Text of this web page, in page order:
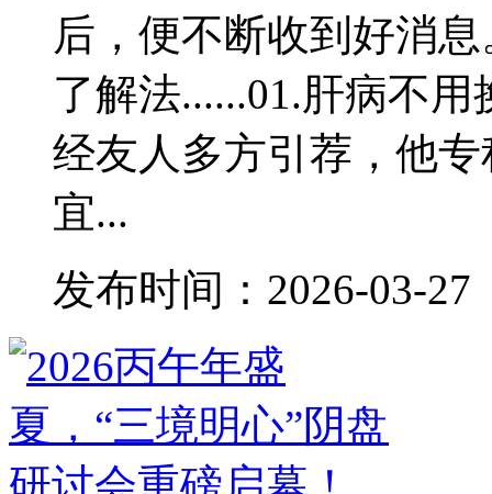
后，便不断收到好消
了解法......01.肝病不
经友人多方引荐，他
宜...
发布时间：2026-03-27